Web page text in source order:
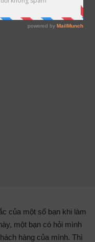
của một số bạn khi làm
một bạn có hỏi mình
hàng của mình. Thì